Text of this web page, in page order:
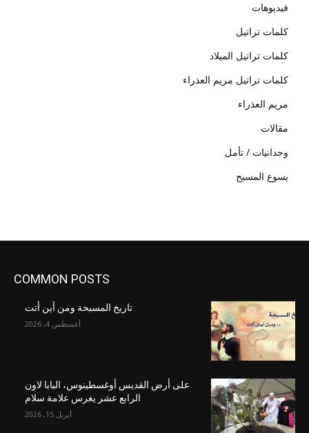
فيديوهات
كلمات تراتيل
كلمات تراتيل الميلاد
كلمات تراتيل مريم العذراء
مريم العذراء
مقالات
وجدانيات / تأمل
يسوع المسيح
COMMON POSTS
تاريخ المسبحة ومن أين أتت
أغسطس 4, 2026
على أرض القديس أوغسطينوس، البابا لاون
الرابع عشر يغرس علامة سلام
أبريل 15, 2026